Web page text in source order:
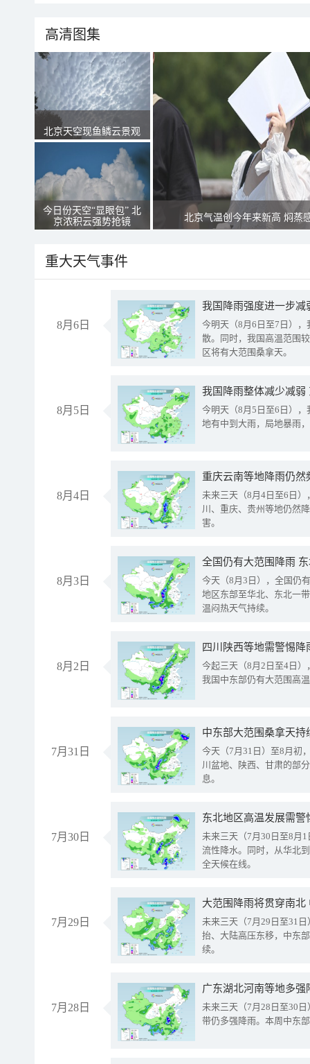
高清图集
北京天空现鱼鳞云景观
今日份天空“显眼包” 北
京浓积云强势抢镜
北京气温创今年来新高 焖蒸
重大天气事件
8月6日
今明天（8月6日至7日）
散。同时，我国高温范围
区将有大范围桑拿天。
8月5日
我国降雨整体减少减弱
今明天（8月5日至6日）
地有中到大雨，局地暴雨
8月4日
重庆云南等地降雨仍然
未来三天（8月4日至6日
川、重庆、贵州等地仍然
害。
8月3日
全国仍有大范围降雨
今天（8月3日），全国仍
地区东部至华北、东北一
温闷热天气持续。
8月2日
今起三天（8月2日至4日
我国中东部仍有大范围高
7月31日
中东部大范围桑拿天
今天（7月31日）至8月初
川盆地、陕西、甘肃的部
息。
7月30日
东北地区高温发展需
未来三天（7月30日至8月
流性降水。同时，从华北
全天候在线。
7月29日
大范围降雨将贯穿南
未来三天（7月29日至31
抬、大陆高压东移，中东
续。
7月28日
广东湖北河南等地多
未来三天（7月28日至30
带仍多强降雨。本周中东